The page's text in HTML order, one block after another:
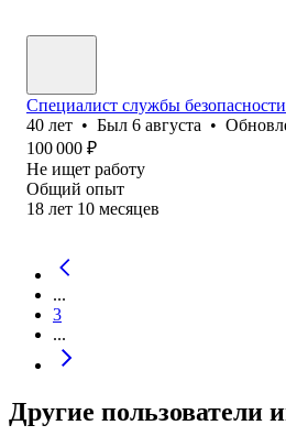
Специалист службы безопасности
40 лет • Был 6 августа •
100 000 ₽
Не ищет работу
Общий опыт
18 лет 10 месяцев
...
3
...
Другие пользователи